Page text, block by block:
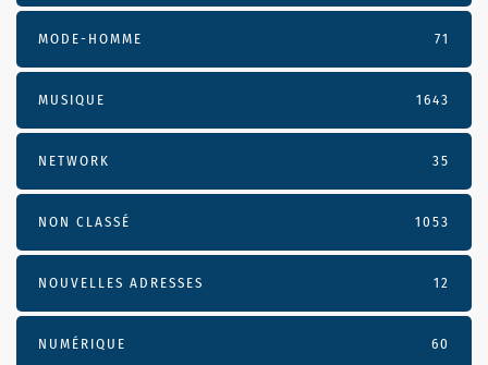
MODE-HOMME 71
MUSIQUE 1643
NETWORK 35
NON CLASSÉ 1053
NOUVELLES ADRESSES 12
NUMÉRIQUE 60